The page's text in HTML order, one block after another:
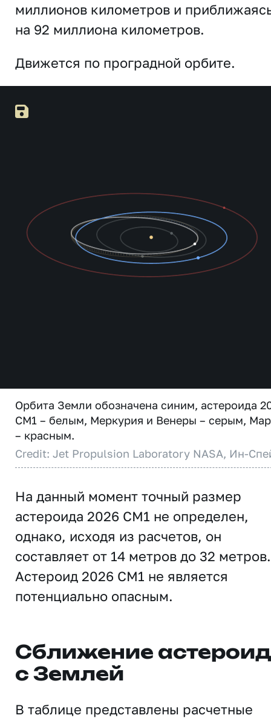
миллионов километров и
на 92 миллиона километров.
Движется по проградной орбите.
Орбита Земли обозначена синим, астероида
CM1 – белым, Меркурия и Венеры – серым,
– красным.
Credit: Jet Propulsion Laboratory NASA, Ин-
На данный момент точный размер
астероида 2026 CM1 не определен,
однако, исходя из расчетов, он
составляет от 14 метров до 32 метров.
Астероид 2026 CM1 не является
потенциально опасным.
Сближение
с Землей
В таблице представлены расчетные